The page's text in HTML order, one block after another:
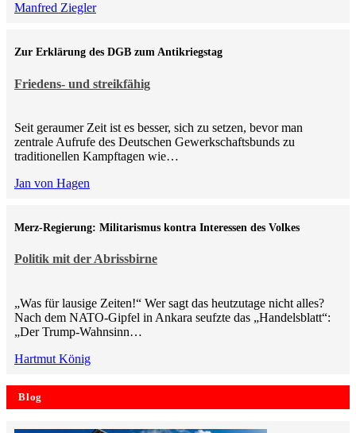
Manfred Ziegler
Friedens- und streikfähig
Zur Erklärung des DGB zum Antikriegstag
Seit geraumer Zeit ist es besser, sich zu setzen, bevor man
zentrale Aufrufe des Deutschen Gewerkschaftsbunds zu
traditionellen Kampftagen wie…
Jan von Hagen
Politik mit der Abrissbirne
Merz-Regierung: Militarismus kontra Inte­ressen des Volkes
„Was für lausige Zeiten!“ Wer sagt das heutzutage nicht alles?
Nach dem NATO-Gipfel in Ankara seufzte das „Handelsblatt“:
„Der Trump-Wahnsinn…
Hartmut König
Blog